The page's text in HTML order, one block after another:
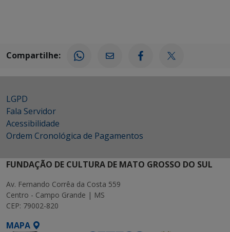
Compartilhe:
LGPD
Fala Servidor
Acessibilidade
Ordem Cronológica de Pagamentos
FUNDAÇÃO DE CULTURA DE MATO GROSSO DO SUL
Av. Fernando Corrêa da Costa 559
Centro - Campo Grande | MS
CEP: 79002-820
MAPA